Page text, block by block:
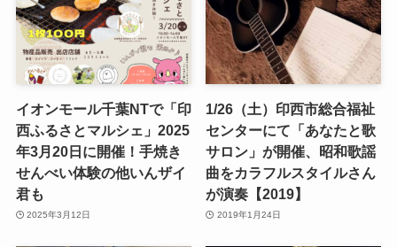
イオンモール千葉NTで「印
西ふるさとマルシェ」2025
年3月20日に開催！手焼き
せんべい体験の他いんザイ
君も
2025年3月12日
1/26（土）印西市総合福祉
センターにて「あなたと歌
サロン」が開催、昭和歌謡
曲をカラフルスタイルさん
が演奏【2019】
2019年1月24日